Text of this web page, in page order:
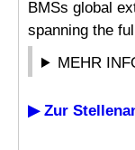
BMSs global
spanning the
MEHR
▶ Zur